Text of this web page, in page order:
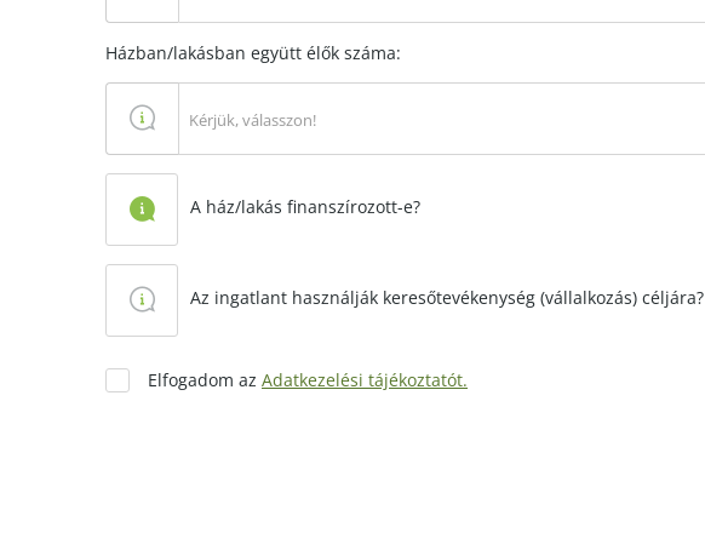
Házban/lakásban együtt élők száma:
Kérjük, válasszon!
A ház/lakás finanszírozott-e?
Az ingatlant használják keresőtevékenység (vállalkozás) céljára?
Elfogadom az Adatkezelési tájékoztatót.